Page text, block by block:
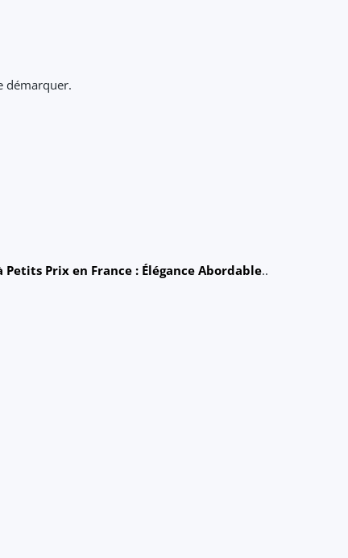
démarquer.
Petits Prix en France : Élégance Abordable..